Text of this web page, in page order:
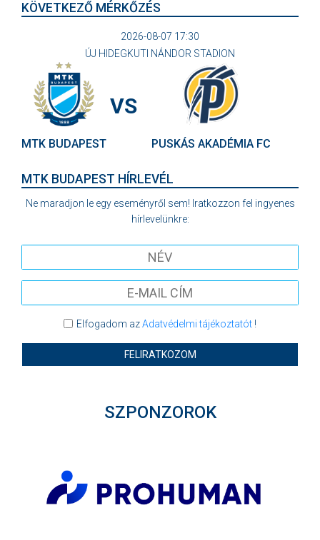
KÖVETKEZŐ MÉRKŐZÉS
2026-08-07 17:30
ÚJ HIDEGKUTI NÁNDOR STADION
MTK BUDAPEST
VS
PUSKÁS AKADÉMIA FC
MTK BUDAPEST HÍRLEVÉL
Ne maradjon le egy eseményről sem! Iratkozzon fel ingyenes
hírlevelünkre:
Elfogadom azAdatvédelmi tájékoztatót!
FELIRATKOZOM
SZPONZOROK